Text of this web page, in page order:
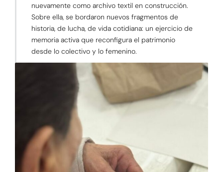
nuevamente como archivo textil en construcción.
Sobre ella, se bordaron nuevos fragmentos de
historia, de lucha, de vida cotidiana: un ejercicio de
memoria activa que reconfigura el patrimonio
desde lo colectivo y lo femenino.